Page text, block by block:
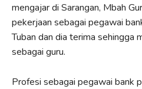
mengajar di Sarangan, Mbah
pekerjaan sebagai pegawai
Tuban dan dia terima sehingga
sebagai guru.
Profesi sebagai pegawai bank